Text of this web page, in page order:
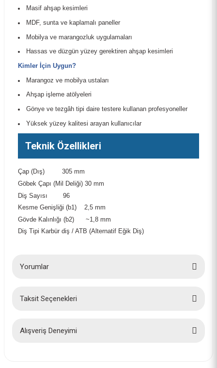
Masif ahşap kesimleri
MDF, sunta ve kaplamalı paneller
Mobilya ve marangozluk uygulamaları
Hassas ve düzgün yüzey gerektiren ahşap kesimleri
Kimler İçin Uygun?
Marangoz ve mobilya ustaları
Ahşap işleme atölyeleri
Gönye ve tezgâh tipi daire testere kullanan profesyoneller
Yüksek yüzey kalitesi arayan kullanıcılar
Teknik Özellikleri
Çap (Dış)
305 mm
Göbek Çapı (Mil Deliği) 30 mm
Diş Sayısı
96
Kesme Genişliği (b1)
2,5 mm
Gövde Kalınlığı (b2)
~1,8 mm
Diş Tipi Karbür diş / ATB (Alternatif Eğik Diş)
Yorumlar
Taksit Seçenekleri
Alışveriş Deneyimi